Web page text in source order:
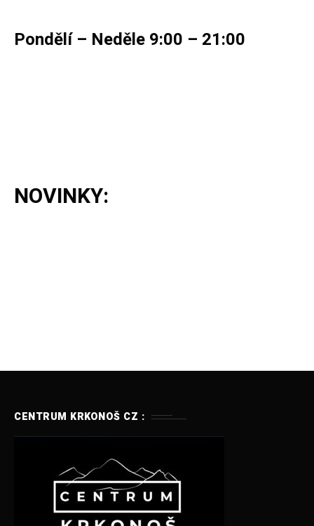
Pondělí – Neděle 9:00 – 21:00
NOVINKY:
CENTRUM KRKONOŠ CZ :